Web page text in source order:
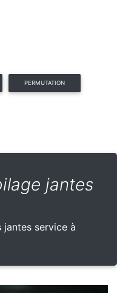
PERMUTATION
jantes
service à